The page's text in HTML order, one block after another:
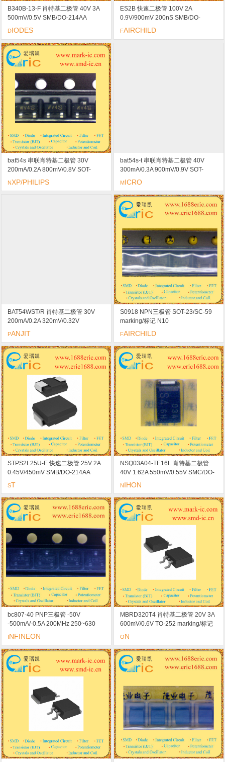
B340B-13-F 肖特基二极管 40V 3A
500mV/0.5V SMB/DO-214AA
marking/标记 B340B 整流器 低电压
DIODES
ES2B 快速二极管 100V 2A
0.9V/900mV 200nS SMB/DO-
214AA marking/标记 ES2B 快速整
FAIRCHILD
bat54s 串联肖特基二极管 30V
200mA/0.2A 800mV/0.8V SOT-
23/SC-59 marking/标记 WV4 快速
NXP/PHILIPS
bat54s-t 串联肖特基二极管 40V
300mA/0.3A 900mV/0.9V SOT-
23/SC-59 marking/标记 kl4 低压降
MICRO
BAT54WST/R 肖特基二极管 30V
200mA/0.2A 320mV/0.32V
SOD323/SC-76/USC/0805
PANJIT
S0918 NPN三极管 SOT-23/SC-59
marking/标记 N10
FAIRCHILD
STPS2L25U-E 快速二极管 25V 2A
0.45V/450mV SMB/DO-214AA
marking/标记 G23 肖特基整流器/功
ST
NSQ03A04-TE16L 肖特基二极管
40V 1.62A 550mV/0.55V SMC/DO-
214AB marking/标记 03AS4 低压降
NIHON
bc807-40 PNP三极管 -50V
-500mA/-0.5A 200MHz 250~630
-700mV/-0.7V SOT-23/SC-59
INFINEON
MBRD320T4 肖特基二极管 20V 3A
600mV/0.6V TO-252 marking/标记
320 低压降 开关电源整流器
ON